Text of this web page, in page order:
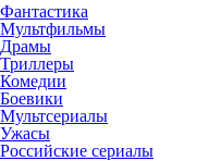
Фантастика
Мультфильмы
Драмы
Триллеры
Комедии
Боевики
Мультсериалы
Ужасы
Российские сериалы